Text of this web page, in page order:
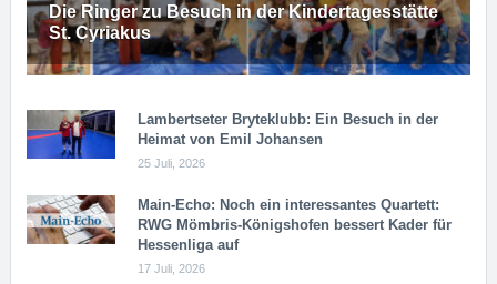
Die Ringer zu Besuch in der Kindertagesstätte
St. Cyriakus
Lambertseter Bryteklubb: Ein Besuch in der
Heimat von Emil Johansen
25 Juli, 2026
Main-Echo: Noch ein in­ter­es­san­tes Quar­tett:
RWG Möm­b­ris-Kö­n­igs­ho­fen bessert Kader für
Hessenliga auf
17 Juli, 2026